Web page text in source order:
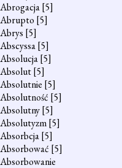
Abrogacja[5]
Abrupto [5]
Abrys [5]
Abscyssa[5]
Absolucja[5]
Absolut[5]
Absolutnie [5]
Absolutność [5]
Absolutny[5]
Absolutyzm[5]
Absorbcja[5]
Absorbować [5]
Absorbowanie